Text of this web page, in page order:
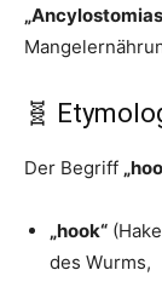
🧬
Der Begriff
„hook“
des Wurms,